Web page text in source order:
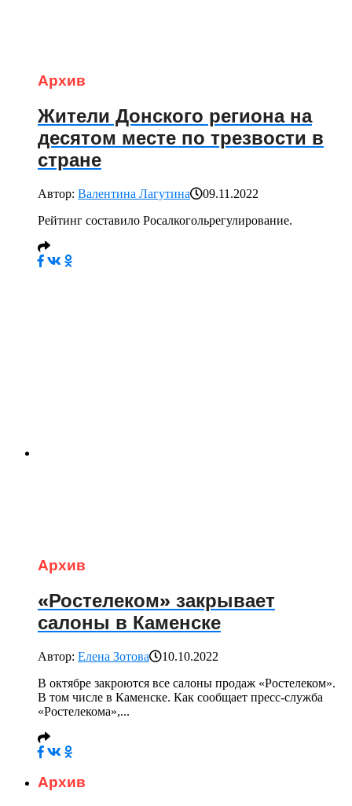
Архив
Жители Донского региона на
десятом месте по трезвости в
стране
Автор: Валентина Лагутина
09.11.2022
Рейтинг составило Росалкогольрегулирование.
Архив
«Ростелеком» закрывает
салоны в Каменске
Автор: Елена Зотова
10.10.2022
В октябре закроются все салоны продаж «Ростелеком».
В том числе в Каменске. Как сообщает пресс-служба
«Ростелекома»,...
Архив